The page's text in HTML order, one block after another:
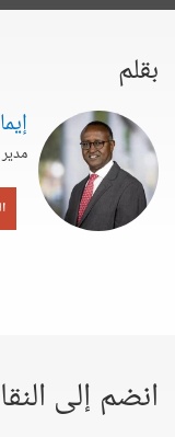
بقلم
انضم إلى